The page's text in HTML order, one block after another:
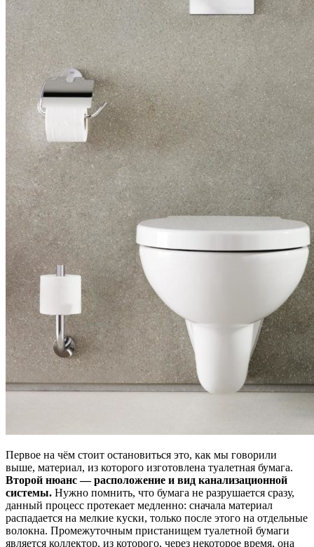
Первое на чём стоит остановиться это, как мы говорили
выше, материал, из которого изготовлена туалетная бумага.
Второй нюанс — расположение и вид канализационной
системы. Нужно помнить, что бумага не разрушается сразу,
данный процесс протекает медленно: сначала материал
распадается на мелкие куски, только после этого на отдельные
волокна. Промежуточным пристанищем туалетной бумаги
является коллектор, из которого, через некоторое время, она